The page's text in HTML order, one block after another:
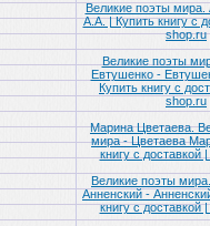
Великие поэты мира.
А.А. | Купить книгу с
shop.ru
Великие поэты
Евтушенко -
Купить книгу с
shop.ru
Марина Цветаева.
мира - Цветаева
книгу с доставкой
Великие поэты
Анненский -
книгу с доставкой